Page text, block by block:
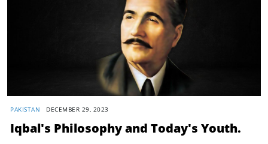
PAKISTAN DECEMBER 29, 2023
Iqbal's Philosophy and Today's Youth.